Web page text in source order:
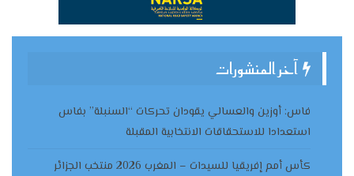
آخر المنشورات
فاس: أوزين والعسالي يقودان تحركات “السنبلة” بفاس
استعدادا للاستحقاقات الانتخابية المقبلة
كأس أمم إفريقيا للسيدات – المغرب 2026 منتخب الجزائر